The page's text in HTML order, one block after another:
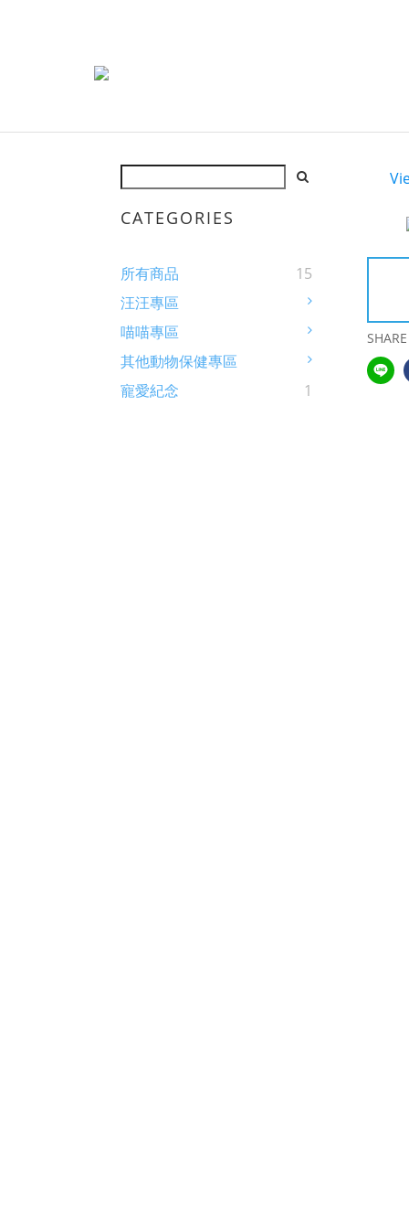
CATEGORIES
所有商品
15
汪汪專區
喵喵專區
其他動物保健專區
寵愛紀念
1
SHARE